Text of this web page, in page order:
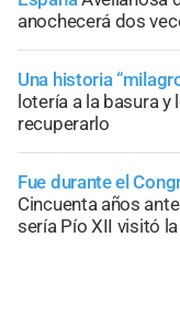
anochecerá dos
Una historia
lotería a la basura
recuperarlo
Fue durante el
Cincuenta años
sería Pío XII visitó